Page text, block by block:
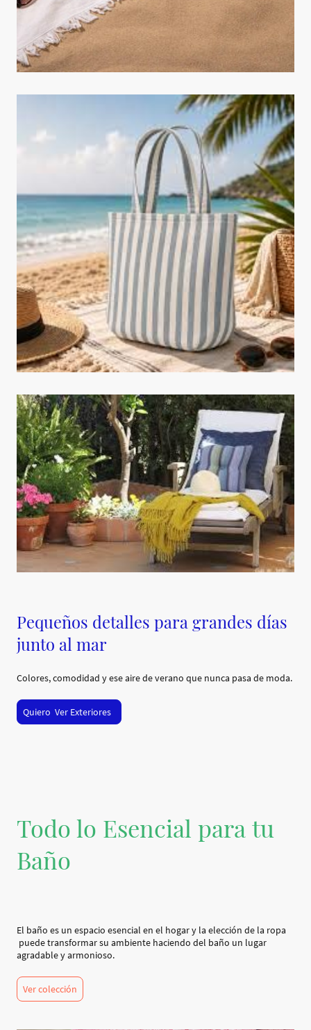
Pequeños detalles para grandes días
junto al mar
Colores, comodidad y ese aire de verano que nunca pasa de moda.
Quiero Ver Exteriores
Todo lo Esencial para tu
Baño
El baño es un espacio esencial en el hogar y la elección de la ropa
puede transformar su ambiente haciendo del baño un lugar
agradable y armonioso.
Ver colección